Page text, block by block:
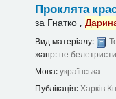
Проклята
за Гнатко ,
Вид матеріалу:
жанр: не
Мова:українська
Публікація:Харків